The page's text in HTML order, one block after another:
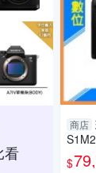
看
商店
ES
$